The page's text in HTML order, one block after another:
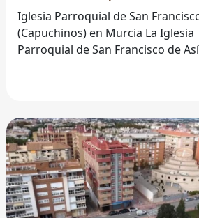
Murcia
Iglesia Parroquial de San
(Capuchinos) en Murcia La Iglesia
Parroquial de San Francisco de